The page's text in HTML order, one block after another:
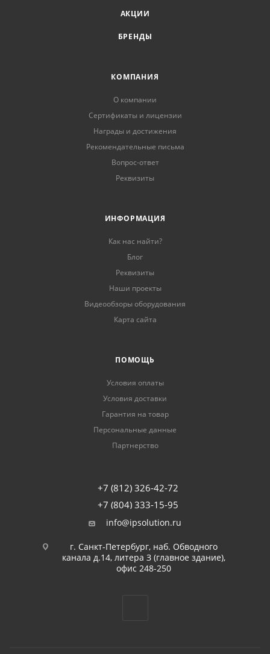
АКЦИИ
БРЕНДЫ
КОМПАНИЯ
О компании
Сертификаты и лицензии
Награды и достижения
Рекомендательные письма
Вопрос-ответ
Реквизиты
ИНФОРМАЦИЯ
Как нас найти?
Блог
Реквизиты
Наши проекты
Видеообзоры оборудования
Карта сайта
ПОМОЩЬ
Условия оплаты
Условия доставки
Гарантия на товар
Персональные данные
Партнерство
+7 (812) 326-42-72
+7 (804) 333-15-95
info@ipsolution.ru
г. Санкт-Петербург, наб. Обводного
канала д.14, литера З (главное здание),
офис 248-250